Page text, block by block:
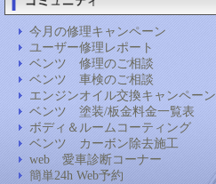
今月の修理キャンペーン
ユーザー修理レポート
ベンツ 修理のご相談
ベンツ 車検のご相談
エンジンオイル交換キャンペーン
ベンツ 塗装/板金料金一覧表
ボディ＆ルームコーティング
ベンツ カーボン除去施工
web 愛車診断コーナー
簡単24h Web予約